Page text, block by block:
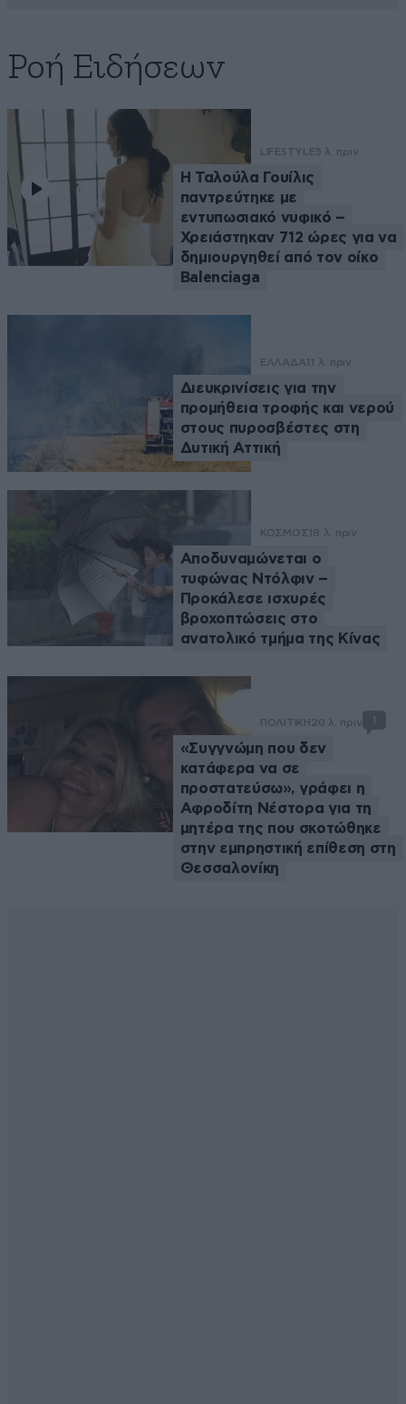
Ροή Ειδήσεων
LIFESTYLE5 λ. πριν
Η Ταλούλα Γουίλις
παντρεύτηκε με
εντυπωσιακό νυφικό –
Χρειάστηκαν 712 ώρες για να
δημιουργηθεί από τον οίκο
Balenciaga
ΕΛΛΑΔΑ 11 λ. πριν
Διευκρινίσεις για την
προμήθεια τροφής και νερού
στους πυροσβέστες στη
Δυτική Αττική
ΚΟΣΜΟΣ 18 λ. πριν
Αποδυναμώνεται ο
τυφώνας Ντόλφιν –
Προκάλεσε ισχυρές
βροχοπτώσεις στο
ανατολικό τμήμα της Κίνας
ΠΟΛΙΤΙΚΗ 20 λ. πριν 1
«Συγγνώμη που δεν
κατάφερα να σε
προστατεύσω», γράφει η
Αφροδίτη Νέστορα για τη
μητέρα της που σκοτώθηκε
στην εμπρηστική επίθεση στη
Θεσσαλονίκη